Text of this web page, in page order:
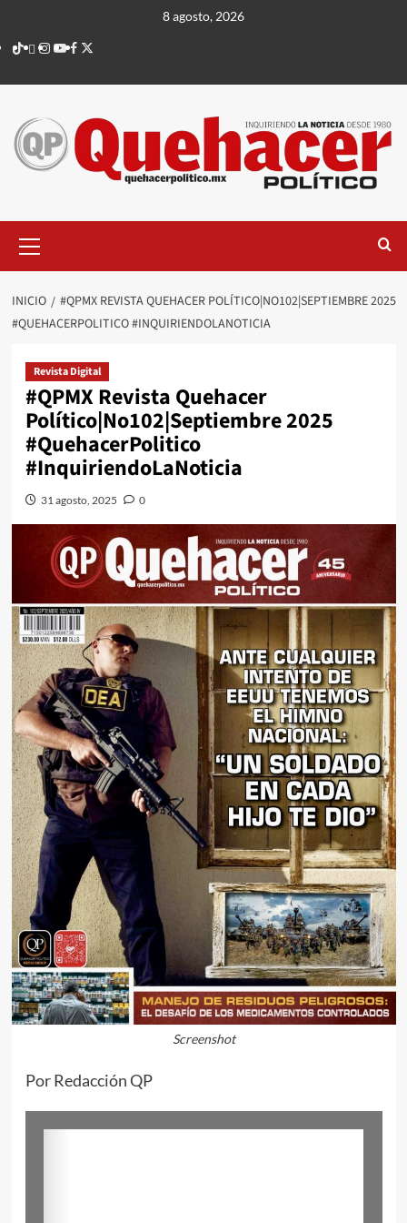
contenido
8 agosto, 2026
TikTok
threads
Instagram
Youtube
Facebook
X
principal
INICIO
#QPMX REVISTA QUEHACER POLÍTICO|NO102|SEPTIEMBRE 2025
#QUEHACERPOLITICO #INQUIRIENDOLANOTICIA
Revista Digital
#QPMX Revista Quehacer
Político|No102|Septiembre 2025
#QuehacerPolitico
#InquiriendoLaNoticia
31 agosto, 2025 0
Screenshot
Por Redacción QP